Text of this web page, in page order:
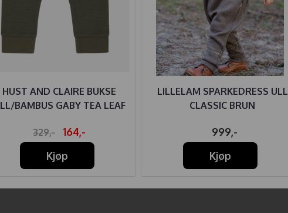
HUST AND CLAIRE BUKSE
BAMBUS GABY TEA LEAF
329,-
164,-
Kjøp
LILLELAM SPARKEDRESS ULL
CLASSIC BRUN
999,-
Kjøp